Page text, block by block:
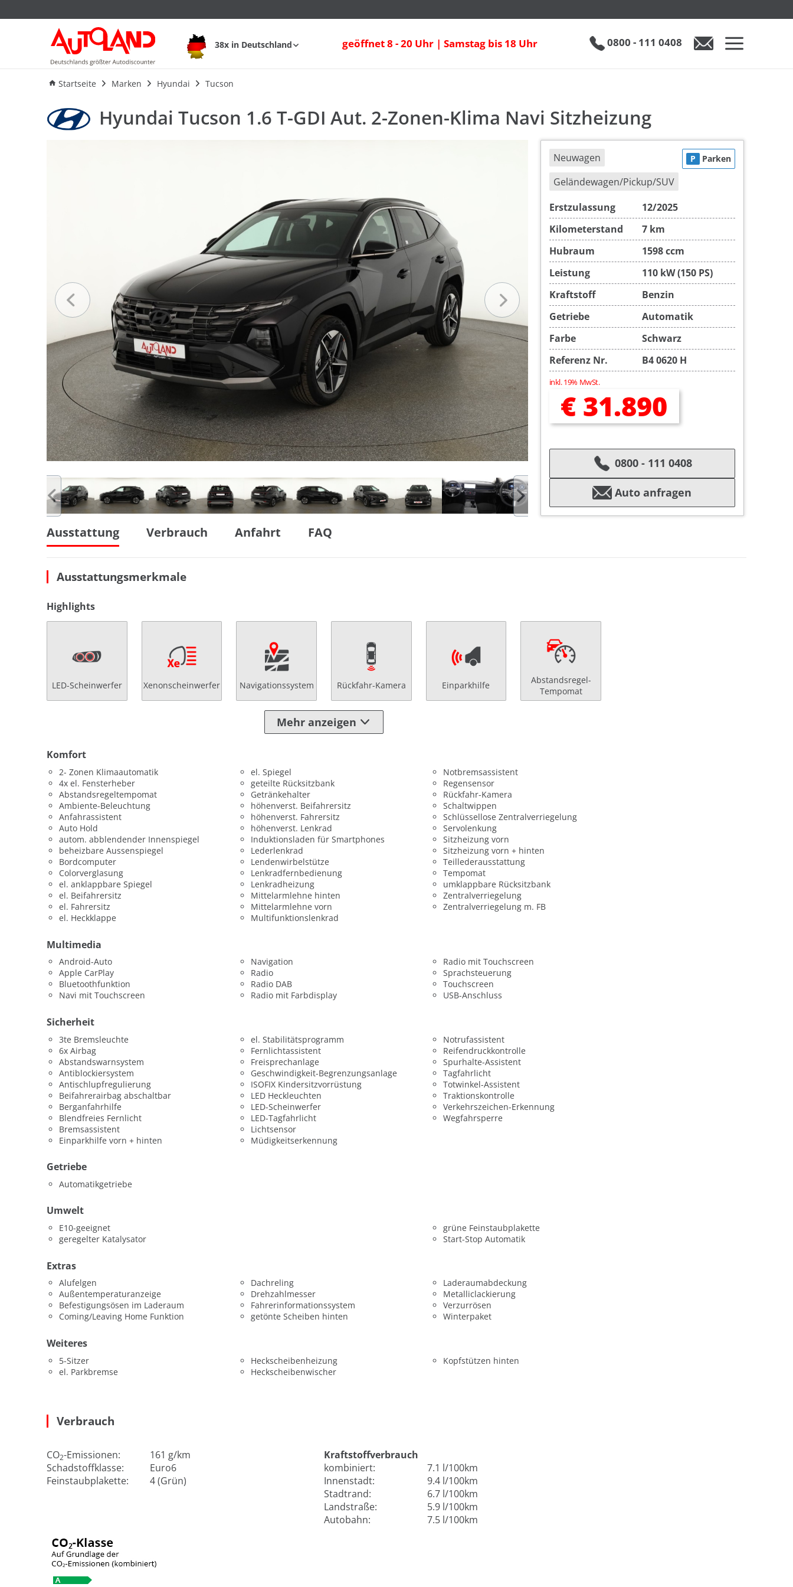
38x in Deutschland geöffnet 8 - 20 Uhr | Samstag bis 18 Uhr 0800 - 111 0408
Startseite Marken Hyundai Tucson
Hyundai Tucson 1.6 T-GDI Aut. 2-Zonen-Klima Navi Sitzheizung
Ausstattung Verbrauch
Hyundai Tucson 1.6 T-GDI Aut. 2-Zonen-Klima Navi Sitzheizung
Neuwagen
Geländewagen/Pickup/SUV
P Parken
Erstzulassung
12/2025
Kilometerstand
7 km
Hubraum
1598 ccm
Leistung
110 kW (150 PS)
Kraftstoff
Benzin
Getriebe
Automatik
Farbe
Schwarz
Referenz Nr.
B4 0620 H
inkl. 19% MwSt.
€ 31.890
0800 - 111 0408
Auto anfragen
Ausstattung Verbrauch Anfahrt FAQ
Ausstattungsmerkmale
Highlights
LED-Scheinwerfer Xenonscheinwerfer Navigationssystem Rückfahr-Kamera Einparkhilfe
Abstandsregel-
Tempomat
Mehr anzeigen
Komfort
2- Zonen Klimaautomatik
4x el. Fensterheber
Abstandsregeltempomat
Ambiente-Beleuchtung
Anfahrassistent
Auto Hold
autom. abblendender Innenspiegel
beheizbare Aussenspiegel
Bordcomputer
Colorverglasung
el. anklappbare Spiegel
el. Beifahrersitz
el. Fahrersitz
el. Heckklappe
el. Spiegel
geteilte Rücksitzbank
Getränkehalter
höhenverst. Beifahrersitz
höhenverst. Fahrersitz
höhenverst. Lenkrad
Induktionsladen für Smartphones
Lederlenkrad
Lendenwirbelstütze
Lenkradfernbedienung
Lenkradheizung
Mittelarmlehne hinten
Mittelarmlehne vorn
Multifunktionslenkrad
Notbremsassistent
Regensensor
Rückfahr-Kamera
Schaltwippen
Schlüssellose Zentralverriegelung
Servolenkung
Sitzheizung vorn
Sitzheizung vorn + hinten
Teillederausstattung
Tempomat
umklappbare Rücksitzbank
Zentralverriegelung
Zentralverriegelung m. FB
Multimedia
Android-Auto
Apple CarPlay
Bluetoothfunktion
Navi mit Touchscreen
Navigation
Radio
Radio DAB
Radio mit Farbdisplay
Radio mit Touchscreen
Sprachsteuerung
Touchscreen
USB-Anschluss
Sicherheit
3te Bremsleuchte
6x Airbag
Abstandswarnsystem
Antiblockiersystem
Antischlupfregulierung
Beifahrerairbag abschaltbar
Berganfahrhilfe
Blendfreies Fernlicht
Bremsassistent
Einparkhilfe vorn + hinten
el. Stabilitätsprogramm
Fernlichtassistent
Freisprechanlage
Geschwindigkeit-Begrenzungsanlage
ISOFIX Kindersitzvorrüstung
LED Heckleuchten
LED-Scheinwerfer
LED-Tagfahrlicht
Lichtsensor
Müdigkeitserkennung
Notrufassistent
Reifendruckkontrolle
Spurhalte-Assistent
Tagfahrlicht
Totwinkel-Assistent
Traktionskontrolle
Verkehrszeichen-Erkennung
Wegfahrsperre
Getriebe
Automatikgetriebe
Umwelt
E10-geeignet
geregelter Katalysator
grüne Feinstaubplakette
Start-Stop Automatik
Extras
Alufelgen
Außentemperaturanzeige
Befestigungsösen im Laderaum
Coming/Leaving Home Funktion
Dachreling
Drehzahlmesser
Fahrerinformationssystem
getönte Scheiben hinten
Laderaumabdeckung
Metalliclackierung
Verzurrösen
Winterpaket
Weiteres
5-Sitzer
el. Parkbremse
Heckscheibenheizung
Heckscheibenwischer
Kopfstützen hinten
Verbrauch
CO2-Emissionen:
161 g/km
Schadstoffklasse:
Euro6
Feinstaubplakette:
4 (Grün)
Kraftstoffverbrauch
kombiniert:
7.1 l/100km
Innenstadt:
9.4 l/100km
Stadtrand:
6.7 l/100km
Landstraße:
5.9 l/100km
Autobahn:
7.5 l/100km